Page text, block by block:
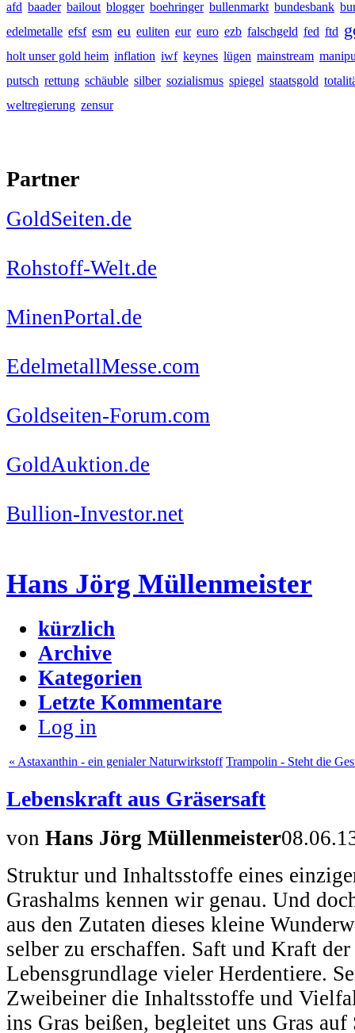
afd baader bailout blogger boehringer bullenmarkt bundesbank
edelmetalle efsf esm eu euliten eur euro ezb falschgeld fed ftd
holt unser gold heim inflation iwf keynes lügen mainstream
putsch rettung schäuble silber sozialismus spiegel staatsgold
weltregierung zensur
Partner
GoldSeiten.de
Rohstoff-Welt.de
MinenPortal.de
EdelmetallMesse.com
Goldseiten-Forum.com
GoldAuktion.de
Bullion-Investor.net
Hans Jörg Müllenmeister
kürzlich
Archive
Kategorien
Letzte Kommentare
Log in
« Astaxanthin - ein genialer Naturwirkstoff Trampolin - Steht die
Lebenskraft aus Gräsersaft
von Hans Jörg Müllenmeister
Struktur und Inhaltsstoffe eines
Grashalms kennen wir genau. Und
aus den Zutaten dieses kleine
selber zu erschaffen. Saft und Kraft
Lebensgrundlage vieler Herdentiere.
Zweibeiner die Inhaltsstoffe und
ins Gras beißen, begleitet uns Gras